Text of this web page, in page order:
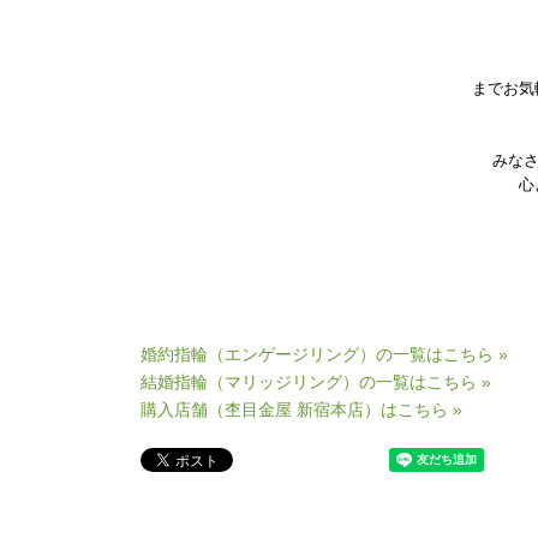
までお
みな
心
婚約指輪（エンゲージリング）の一覧はこちら »
結婚指輪（マリッジリング）の一覧はこちら »
購入店舗（杢目金屋 新宿本店）はこちら »